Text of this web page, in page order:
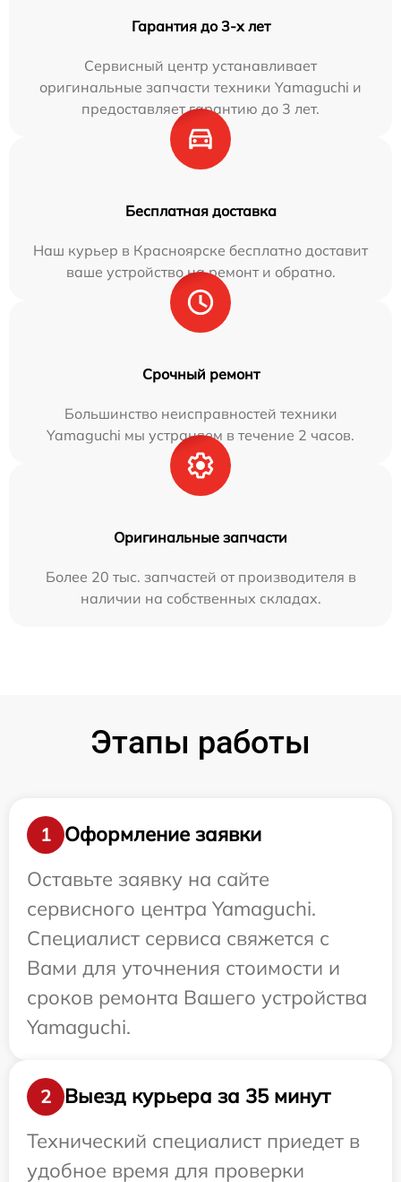
Гарантия до 3-х лет
Сервисный центр устанавливает
оригинальные запчасти техники Yamaguchi и
предоставляет гарантию до 3 лет.
Бесплатная доставка
Наш курьер в Красноярске бесплатно доставит
ваше устройство на ремонт и обратно.
Срочный ремонт
Большинство неисправностей техники
Yamaguchi мы устраняем в течение 2 часов.
Оригинальные запчасти
Более 20 тыс. запчастей от производителя в
наличии на собственных складах.
Этапы работы
1
Оформление заявки
Оставьте заявку на сайте
сервисного центра Yamaguchi.
Специалист сервиса свяжется с
Вами для уточнения стоимости и
сроков ремонта Вашего устройства
Yamaguchi.
2
Выезд курьера за 35 минут
Технический специалист приедет в
удобное время для проверки